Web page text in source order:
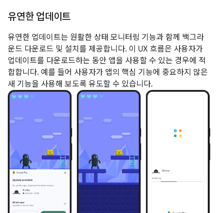
유연한 업데이트
유연한 업데이트는 원활한 상태 모니터링 기능과 함께 백그라
운드 다운로드 및 설치를 제공합니다. 이 UX 흐름은 사용자가
업데이트를 다운로드하는 동안 앱을 사용할 수 있는 경우에 적
합합니다. 예를 들어 사용자가 앱의 핵심 기능에 중요하지 않은
새 기능을 사용해 보도록 유도할 수 있습니다.